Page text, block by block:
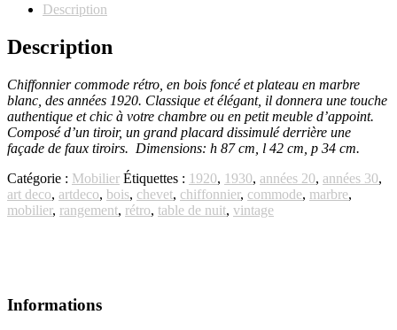
Description
Description
Chiffonnier commode rétro, en bois foncé et plateau en marbre
blanc, des années 1920. Classique et élégant, il donnera une touche
authentique et chic à votre chambre ou en petit meuble d’appoint.
Composé d’un tiroir, un grand placard dissimulé derrière une
façade de faux tiroirs. Dimensions: h 87 cm, l 42 cm, p 34 cm.
Catégorie : Mobilier Étiquettes : 1920, 1930, années 20, années 30,
art deco, artdeco, bois, chevet, chiffonnier, commode, marbre,
mobilier, rangement, rétro, table de nuit, vintage
Informations